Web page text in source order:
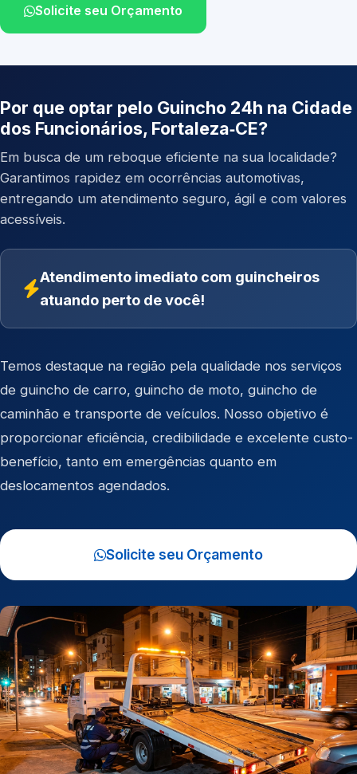
Solicite seu Orçamento
Por que optar pelo Guincho 24h na Cidade
dos Funcionários, Fortaleza‑CE?
Em busca de um reboque eficiente na sua localidade?
Garantimos rapidez em ocorrências automotivas,
entregando um atendimento seguro, ágil e com valores
acessíveis.
Atendimento imediato com guincheiros
atuando perto de você!
Temos destaque na região pela qualidade nos serviços
de guincho de carro, guincho de moto, guincho de
caminhão e transporte de veículos. Nosso objetivo é
proporcionar eficiência, credibilidade e excelente custo-
benefício, tanto em emergências quanto em
deslocamentos agendados.
Solicite seu Orçamento